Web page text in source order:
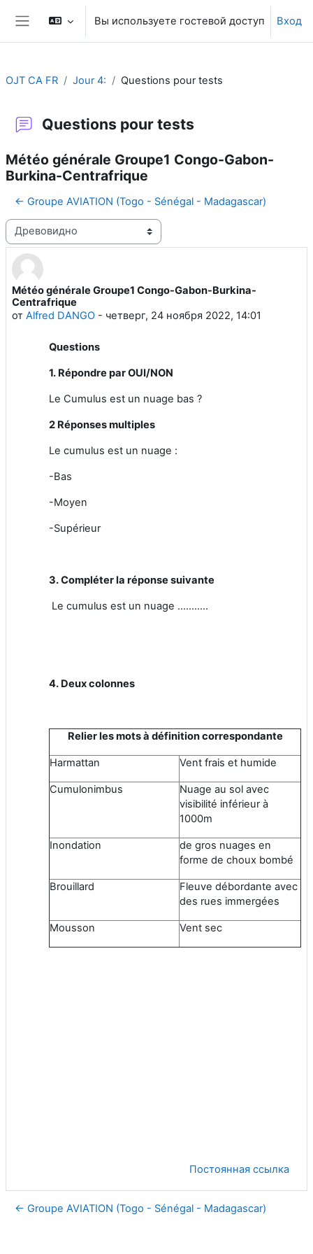
Перейти к основному содержанию
Боковая панель
Вы используете гостевой доступ Вход
OJT CA FR Jour 4: Questions pour tests
Questions pour tests
Météo générale Groupe1 Congo-Gabon-
Burkina-Centrafrique
← Groupe AVIATION (Togo - Sénégal - Madagascar)
Режим отображения
Météo générale Groupe1 Congo-Gabon-Burkina-
Centrafrique
от Alfred DANGO - четверг, 24 ноября 2022, 14:01
Количество ответов: 0
Questions
1. Répondre par OUI/NON
Le Cumulus est un nuage bas ?
2 Réponses multiples
Le cumulus est un nuage :
-Bas
-Moyen
-Supérieur
3. Compléter la réponse suivante
Le cumulus est un nuage ...........
4. Deux colonnes
Relier les mots à définition correspondante
Harmattan Vent frais et humide
Cumulonimbus
Nuage au sol avec
visibilité inférieur à
1000m
Inondation
de gros nuages en
forme de choux bombé
Brouillard
Fleuve débordante avec
des rues immergées
Mousson Vent sec
Постоянная ссылка
← Groupe AVIATION (Togo - Sénégal - Madagascar)